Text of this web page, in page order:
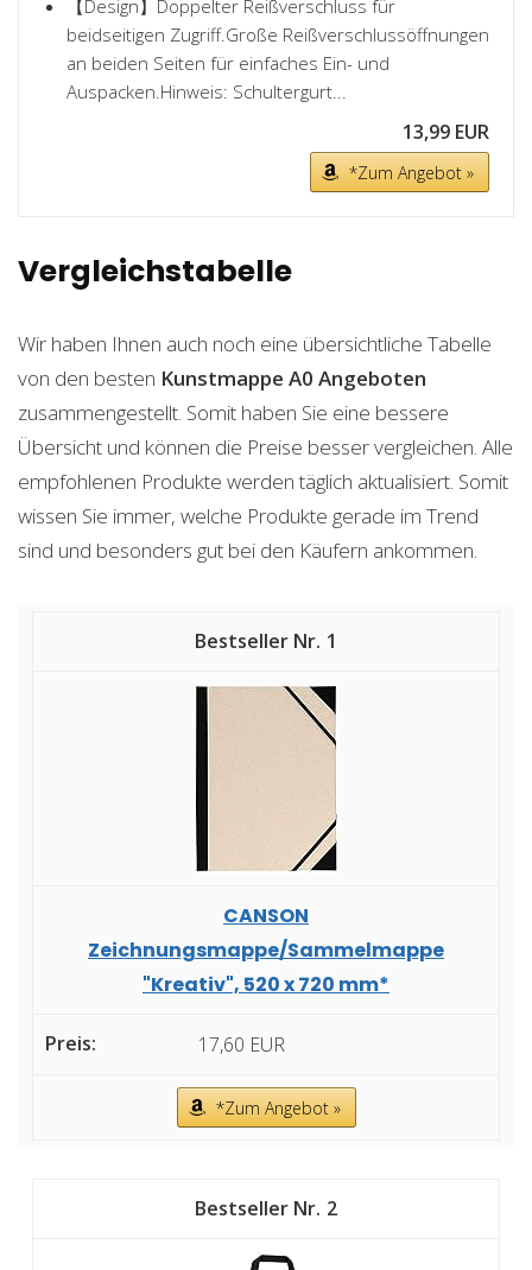
【Design】Doppelter Reißverschluss für
beidseitigen Zugriff.Große Reißverschlussöffnungen
an beiden Seiten für einfaches Ein- und
Auspacken.Hinweis: Schultergurt...
13,99 EUR
*Zum Angebot »
Vergleichstabelle
Wir haben Ihnen auch noch eine übersichtliche Tabelle
von den besten Kunstmappe A0 Angeboten
zusammengestellt. Somit haben Sie eine bessere
Übersicht und können die Preise besser vergleichen. Alle
empfohlenen Produkte werden täglich aktualisiert. Somit
wissen Sie immer, welche Produkte gerade im Trend
sind und besonders gut bei den Käufern ankommen.
1
CANSON
Zeichnungsmappe/Sammelmappe
"Kreativ", 520 x 720 mm*
17,60 EUR
*Zum Angebot »
2